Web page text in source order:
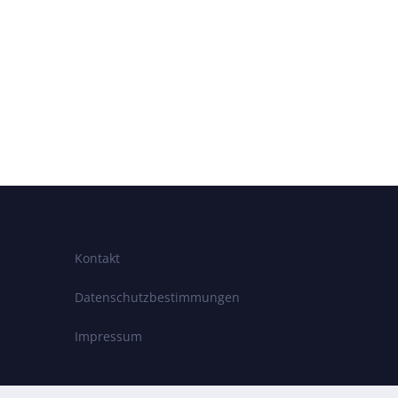
Kontakt
Datenschutzbestimmungen
Impressum